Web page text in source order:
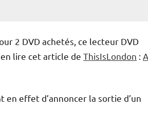
2 DVD achetés, ce lecteur DVD
en lire cet article de ThisIsLondon : A
en effet d’annoncer la sortie d’un